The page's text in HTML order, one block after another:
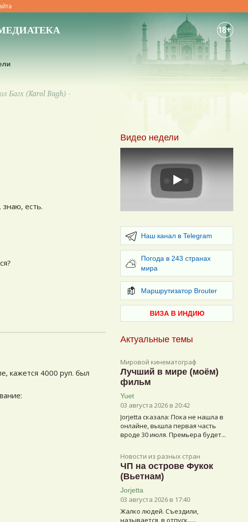
18+
Багх (Karol Bagh) -
Видео недели
Play
Наш канал в Telegram
Погода в 243 странах
мира
Маршрутизатор Brouter
ВИЗА В ИНДИЮ
Актуальные темы
Мировой кинематограф
Лучший в мире (моём)
фильм
Yuet
03 августа 2026 в 20:42
Jorjetta сказалa: Пока не нашла в
онлайне, вышла первая часть
вроде 30 июля. Премьера будет...
Новости из разных стран
ЧП на острове Фукок
(Вьетнам)
Jorjetta
03 августа 2026 в 17:40
Жалко людей. Съездили,
называется, в отпуск......
есть.
кажется 4000 руп. был